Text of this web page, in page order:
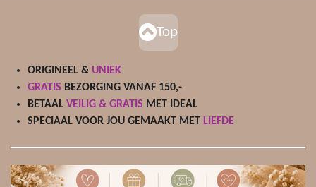
Top
ORIGINEEL & UNIEK
GRATIS BEZORGING VANAF 150,-
BETAAL VEILIG & GRATIS MET IDEAL
SPECIAAL VOOR JOU GEMAAKT MET LIEFDE